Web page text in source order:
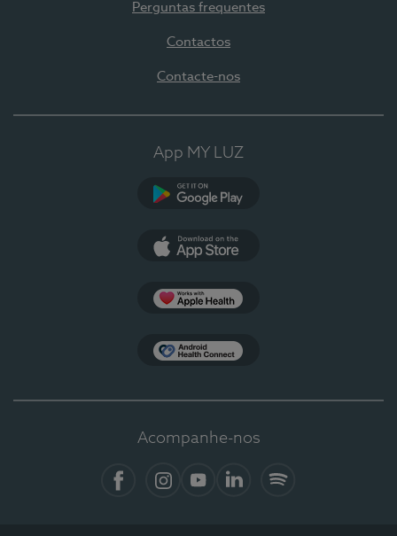
Perguntas frequentes
Contactos
Contacte-nos
App MY LUZ
Acompanhe-nos